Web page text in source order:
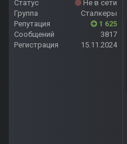
Статус
Не в сети
Группа
Сталкеры
Репутация
1 625
Сообщений
3817
Регистрация
15.11.2024